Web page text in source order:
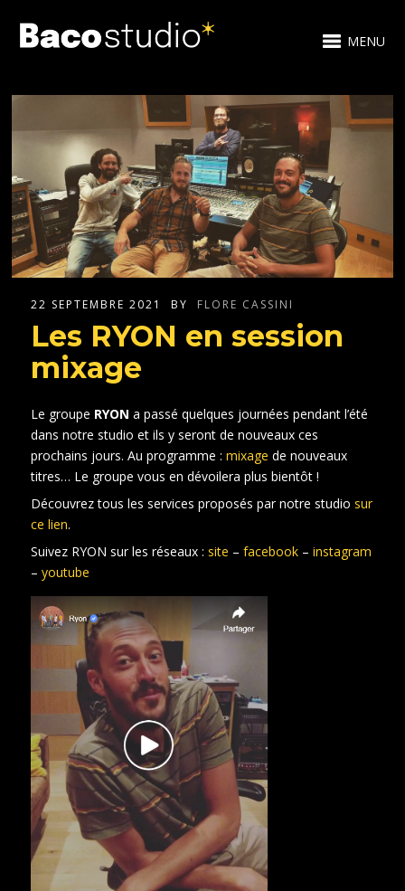
MENU
22 SEPTEMBRE 2021 BY FLORE CASSINI
Les RYON en session
mixage
Le groupe RYON a passé quelques journées pendant l’été
dans notre studio et ils y seront de nouveaux ces
prochains jours. Au programme :mixage de nouveaux
titres… Le groupe vous en dévoilera plus bientôt !
Découvrez tous les services proposés par notre studiosur
ce lien.
Suivez RYON sur les réseaux :site –facebook –instagram
–youtube